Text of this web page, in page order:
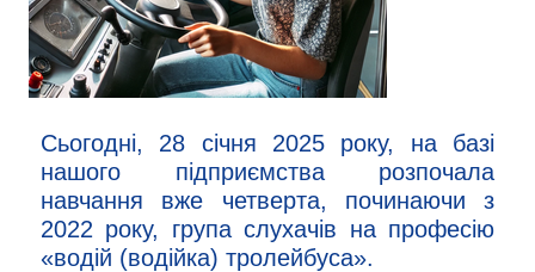
Сьогодні, 28 січня 2025 року, на базі
нашого підприємства розпочала
навчання вже четверта, починаючи з
2022 року, група слухачів на професію
«водій (водійка) тролейбуса».